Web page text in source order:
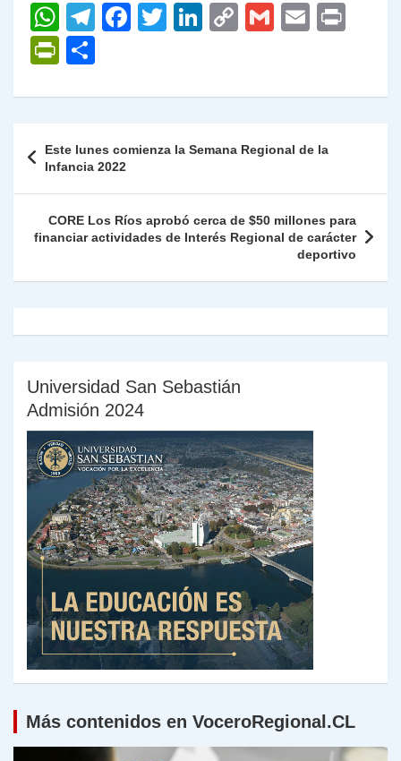
W
h
at
s
p
p
T
gr
m
F
e
o
o
k
T
er
Li
e
n
C
y
n
k
G
l
E
l
P
nt
Fr
ie
n
dl
y
m
ar
tir
de
entradas
Este lunes comienza la Semana Regional de la
Infancia 2022
CORE Los Ríos aprobó cerca de $50 millones para
financiar actividades de Interés Regional de carácter
deportivo
Universidad San Sebastián
Admisión 2024
Más contenidos en VoceroRegional.CL